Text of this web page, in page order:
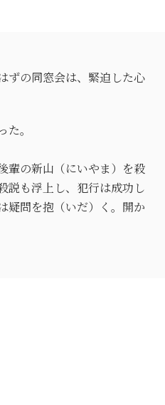
ずの同窓会は、緊迫した心
。
輩の新山（にいやま）を殺
説も浮上し、犯行は成功し
疑問を抱（いだ）く。開か